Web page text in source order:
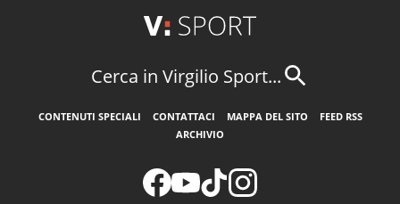
Cerca in Virgilio Sport...
CONTENUTI SPECIALI CONTATTACI MAPPA DEL SITO
FEED RSS
ARCHIVIO